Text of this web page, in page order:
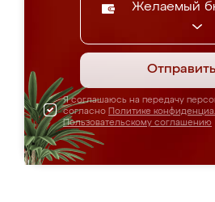
Желаемый
Отправить
Я соглашаюсь на передачу
согласно Политике
Пользовательскому соглашению